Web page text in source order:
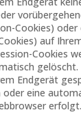
Cookies)
auf
Cookies
Endgerät
oder eine
erfolgt.